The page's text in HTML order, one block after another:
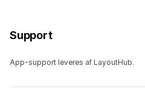
Support
App-support leveres af LayoutHub.